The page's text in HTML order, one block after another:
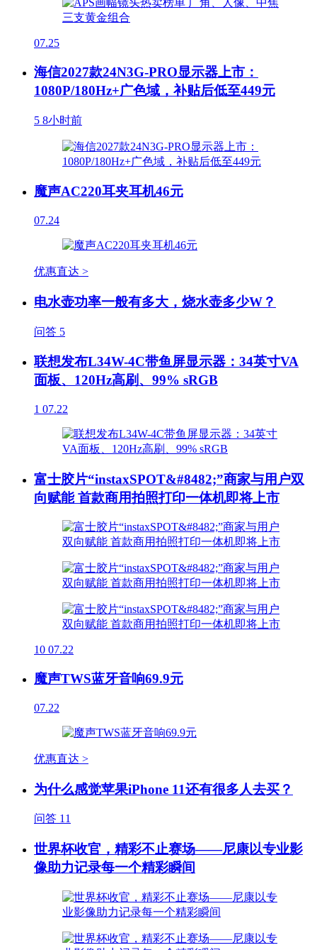
07.25
海信2027款24N3G-PRO显示器上市：
1080P/180Hz+广色域，补贴后低至449元
5 8小时前
魔声AC220耳夹耳机46元
07.24
优惠直达 >
电水壶功率一般有多大，烧水壶多少W？
问答 5
联想发布L34W-4C带鱼屏显示器：34英寸VA
面板、120Hz高刷、99% sRGB
1 07.22
富士胶片“instaxSPOT&#8482;”商家与用户双
向赋能 首款商用拍照打印一体机即将上市
10 07.22
魔声TWS蓝牙音响69.9元
07.22
优惠直达 >
为什么感觉苹果iPhone 11还有很多人去买？
问答 11
世界杯收官，精彩不止赛场——尼康以专业影
像助力记录每一个精彩瞬间